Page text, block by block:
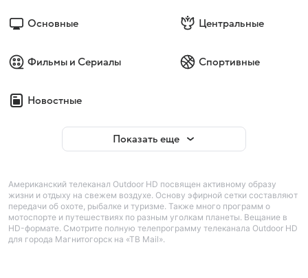
Основные Центральные
Фильмы и Сериалы Спортивные
Новостные
Показать еще
Американский телеканал Outdoor HD посвящен активному образу
жизни и отдыху на свежем воздухе. Основу эфирной сетки составляют
передачи об охоте, рыбалке и туризме. Также много программ о
мотоспорте и путешествиях по разным уголкам планеты. Вещание в
HD-формате. Смотрите полную телепрограмму телеканала Outdoor HD
для города Магнитогорск на «ТВ Mail».